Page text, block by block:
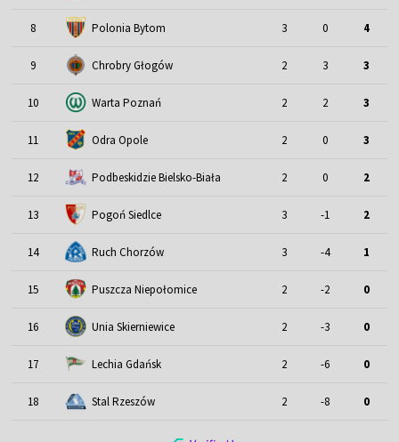
8 Polonia Bytom 3 0 4
9 Chrobry Głogów 2 3 3
10 Warta Poznań 2 2 3
11 Odra Opole 2 0 3
12 Podbeskidzie Bielsko-Biała 2 0 2
13 Pogoń Siedlce 3 -1 2
14 Ruch Chorzów 3 -4 1
15 Puszcza Niepołomice 2 -2 0
16 Unia Skierniewice 2 -3 0
17 Lechia Gdańsk 2 -6 0
18 Stal Rzeszów 2 -8 0